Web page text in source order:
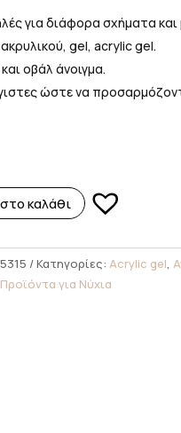
για διάφορα σχήματα και
gel, acrylic gel.
οβάλ άνοιγμα.
ώστε να
καλάθι
Κατηγορίες: Acrylic gel,
Προϊόντα για Νύχια